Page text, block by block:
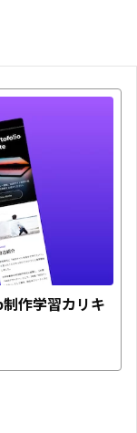
作学習カリキ